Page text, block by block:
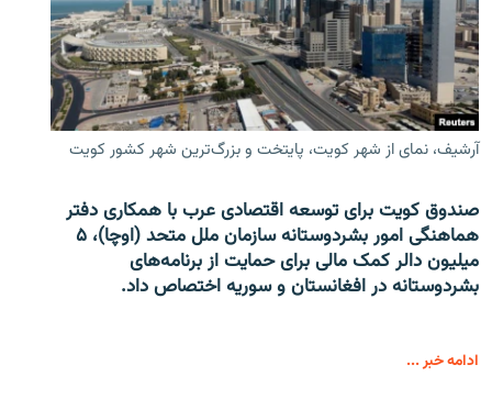
آرشیف، نمای از شهر کویت، پایتخت و بزرگ‌ترین شهر کشور کویت
صندوق کویت برای توسعه اقتصادی عرب با همکاری دفتر
هماهنگی امور بشردوستانه سازمان ملل متحد (اوچا)، ۵
میلیون دالر کمک مالی برای حمایت از برنامه‌های
بشردوستانه در افغانستان و سوریه اختصاص داد.
ادامه خبر ...